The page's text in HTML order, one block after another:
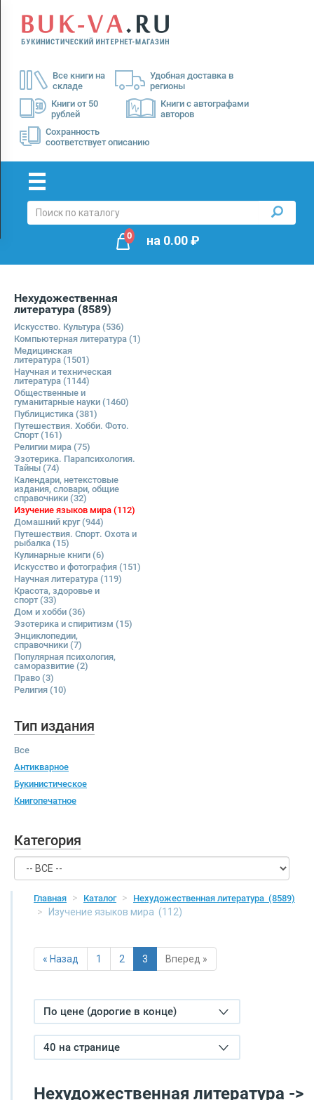
Все книги на
складе
Удобная доставка в
регионы
Книги от 50
рублей
Книги с автографами
авторов
Сохранность
соответствует описанию
Menu
Доставка
Оплата
0 на 0.00₽
Нехудожественная
литература (8589)
Искусство. Культура (536)
Компьютерная литература (1)
Медицинская
литература (1501)
Научная и техническая
литература (1144)
Общественные и
гуманитарные науки (1460)
Публицистика (381)
Путешествия. Хобби. Фото.
Спорт(161)
Религии мира (75)
Эзотерика. Парапсихология.
Тайны (74)
Календари, нетекстовые
издания, словари, общие
справочники (32)
Изучение языков мира (112)
Домашний круг(944)
Путешествия. Спорт. Охота и
рыбалка (15)
Кулинарные книги (6)
Искусство и фотография (151)
Научная литература (119)
Красота, здоровье и
спорт(33)
Дом и хобби (36)
Эзотерика и спиритизм (15)
Энциклопедии,
справочники (7)
Популярная психология,
саморазвитие (2)
Право (3)
Религия (10)
Тип издания
Все
Антикварное
Букинистическое
Книгопечатное
Категория
Главная Каталог Нехудожественная литература (8589)
Изучение языков мира (112)
« Назад 1 2 3 Вперед »
По цене (дорогие в конце)
40 на странице
Нехудожественная литература ->